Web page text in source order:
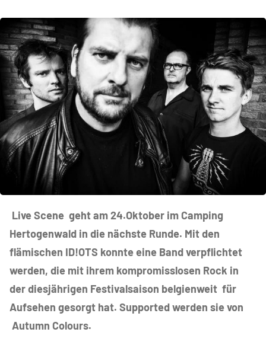
Live Scene geht am 24.Oktober im Camping
Hertogenwald in die nächste Runde. Mit den
flämischen ID!OTS konnte eine Band verpflichtet
werden, die mit ihrem kompromisslosen Rock in
der diesjährigen Festivalsaison belgienweit für
Aufsehen gesorgt hat. Supported werden sie von
Autumn Colours.